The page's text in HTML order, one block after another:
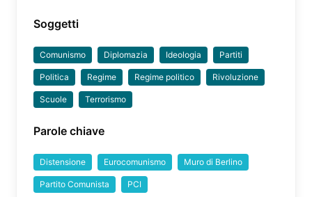
Soggetti
Comunismo Diplomazia Ideologia Partiti
Politica Regime Regime politico Rivoluzione
Scuole Terrorismo
Parole chiave
Distensione Eurocomunismo Muro di Berlino
Partito Comunista PCI